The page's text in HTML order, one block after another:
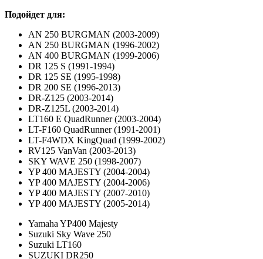
Подойдет для:
AN 250 BURGMAN (2003-2009)
AN 250 BURGMAN (1996-2002)
AN 400 BURGMAN (1999-2006)
DR 125 S (1991-1994)
DR 125 SE (1995-1998)
DR 200 SE (1996-2013)
DR-Z125 (2003-2014)
DR-Z125L (2003-2014)
LT160 E QuadRunner (2003-2004)
LT-F160 QuadRunner (1991-2001)
LT-F4WDX KingQuad (1999-2002)
RV125 VanVan (2003-2013)
SKY WAVE 250 (1998-2007)
YP 400 MAJESTY (2004-2004)
YP 400 MAJESTY (2004-2006)
YP 400 MAJESTY (2007-2010)
YP 400 MAJESTY (2005-2014)
Yamaha YP400 Majesty
Suzuki Sky Wave 250
Suzuki LT160
SUZUKI DR250